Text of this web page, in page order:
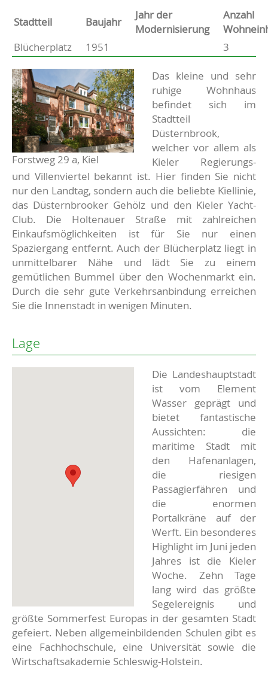
Stammdaten
Basisdaten zur Immobilie
Stadtteil Baujahr
Jahr der
Modernisierung
Anzahl
Blücherplatz
1951 3
Forstweg 29 a, Kiel
Beschreibung
Das kleine und sehr
ruhige Wohnhaus
befindet sich im
Stadtteil
Düsternbrook,
welcher vor allem als
Kieler Regierungs-
und Villenviertel bekannt ist. Hier finden Sie nicht
nur den Landtag, sondern auch die beliebte Kiellinie,
das Düsternbrooker Gehölz und den Kieler Yacht-
Club. Die Holtenauer Straße mit zahlreichen
Einkaufsmöglichkeiten ist für Sie nur einen
Spaziergang entfernt. Auch der Blücherplatz liegt in
unmittelbarer Nähe und lädt Sie zu einem
gemütlichen Bummel über den Wochenmarkt ein.
Durch die sehr gute Verkehrsanbindung erreichen
Sie die Innenstadt in wenigen Minuten.
Lage
Die Landeshauptstadt
ist vom Element
Wasser geprägt und
bietet fantastische
Aussichten: die
maritime Stadt mit
den Hafenanlagen,
die riesigen
Passagierfähren und
die enormen
Portalkräne auf der
Werft. Ein besonderes
Highlight im Juni jeden
Jahres ist die Kieler
Woche. Zehn Tage
lang wird das größte
Segelereignis und
größte Sommerfest Europas in der gesamten Stadt
gefeiert. Neben allgemeinbildenden Schulen gibt es
eine Fachhochschule, eine Universität sowie die
Wirtschaftsakademie Schleswig-Holstein.